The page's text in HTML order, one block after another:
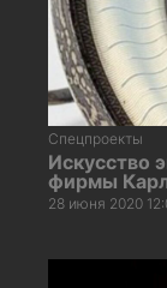
Спецпроекты
Искусство
фирмы
28 июня 2020